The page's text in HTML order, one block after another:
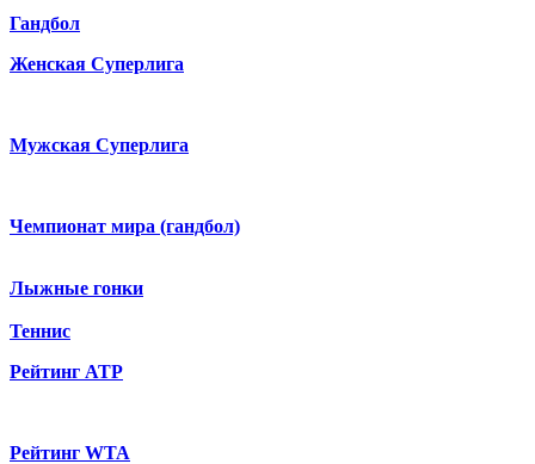
Гандбол
Женская Суперлига
Мужская Суперлига
Чемпионат мира (гандбол)
Лыжные гонки
Теннис
Рейтинг ATP
Рейтинг WTA